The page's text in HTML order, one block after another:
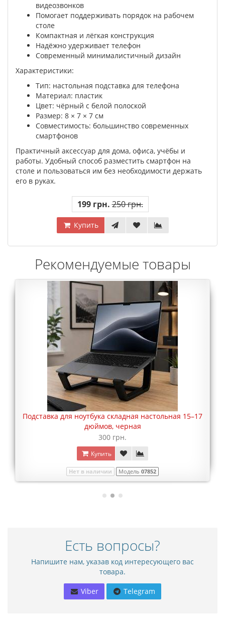
видеозвонков
Помогает поддерживать порядок на рабочем
столе
Компактная и лёгкая конструкция
Надёжно удерживает телефон
Современный минималистичный дизайн
Характеристики:
Тип: настольная подставка для телефона
Материал: пластик
Цвет: чёрный с белой полоской
Размер: 8 × 7 × 7 см
Совместимость: большинство современных
смартфонов
Практичный аксессуар для дома, офиса, учёбы и
работы. Удобный способ разместить смартфон на
столе и пользоваться им без необходимости держать
его в руках.
199 грн. 250 грн.
Купить
Рекомендуемые товары
Подставка для ноутбука складная настольная 15–17
дюймов, черная
300 грн.
Купить
Нет в наличии Модель 07852
Есть вопросы?
Напишите нам, указав код интересующего вас
товара.
Viber Telegram